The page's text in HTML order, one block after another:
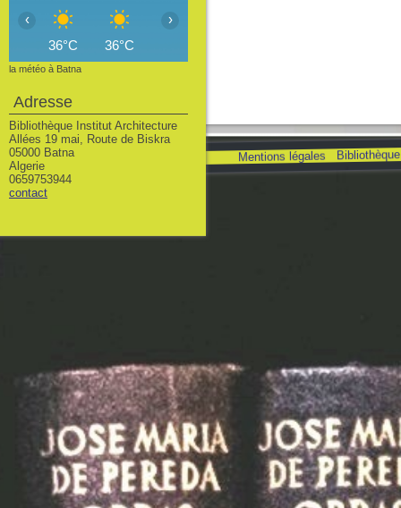
Mentions légales
36°C 36°C
‹ ›
la météo à Batna
Adresse
Bibliothèque Institut Architecture
Allées 19 mai, Route de Biskra
05000 Batna
Algerie
0659753944
contact